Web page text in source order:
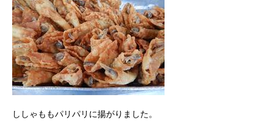
ししゃももパリパリに揚がりました。